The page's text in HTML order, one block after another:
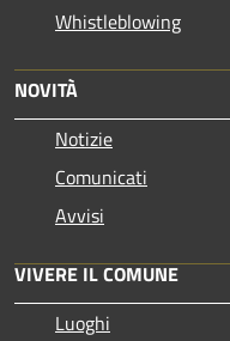
Whistleblowing
NOVITÀ
Notizie
Comunicati
Avvisi
VIVERE IL COMUNE
Luoghi